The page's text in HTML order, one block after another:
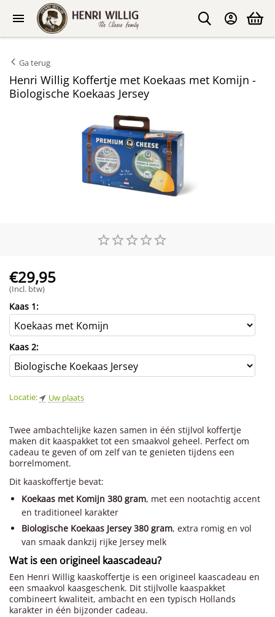
Ga terug
Henri Willig Koffertje met Koekaas met Komijn -
Biologische Koekaas Jersey
€29,95
(Incl. btw)
Kaas 1:
Kaas 2:
Locatie: Uw plaats
Twee ambachtelijke kazen samen in één stijlvol koffertje
maken dit kaaspakket tot een smaakvol geheel. Perfect om
cadeau te geven of om zelf van te genieten tijdens een
borrelmoment.
Dit kaaskoffertje bevat:
Koekaas met Komijn 380 gram, met een nootachtig accent
en traditioneel karakter
Biologische Koekaas Jersey 380 gram, extra romig en vol
van smaak dankzij rijke Jersey melk
Wat is een origineel kaascadeau?
Een Henri Willig kaaskoffertje is een origineel kaascadeau en
een smaakvol kaasgeschenk. Dit stijlvolle kaaspakket
combineert kwaliteit, ambacht en een typisch Hollands
karakter in één bijzonder cadeau.